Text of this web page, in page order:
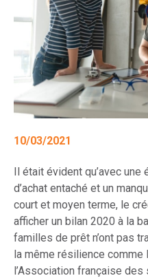
10/03/2021
Il était évident qu’avec une
d’achat entaché et un
court et moyen terme, le
afficher un bilan 2020 à la
familles de prêt n’ont pas
la même résilience
l’Association française